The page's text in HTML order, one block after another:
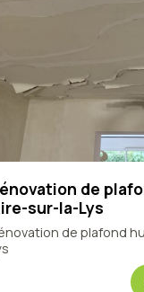
de
sur-la-Lys
de plafond